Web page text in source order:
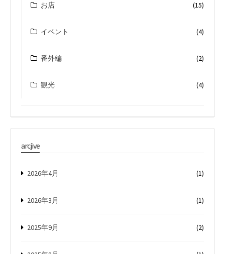
お店 (15)
イベント (4)
番外編 (2)
観光 (4)
arcjive
2026年4月 (1)
2026年3月 (1)
2025年9月 (2)